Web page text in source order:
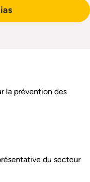
la prévention des
du secteur